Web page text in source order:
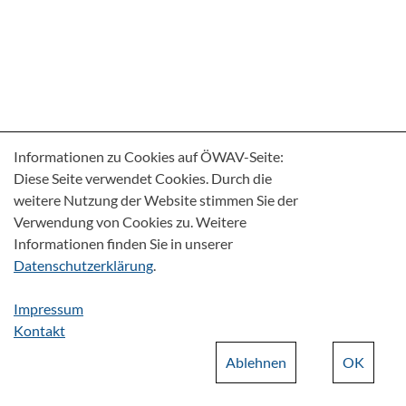
Informationen zu Cookies auf ÖWAV-Seite:
Diese Seite verwendet Cookies. Durch die
weitere Nutzung der Website stimmen Sie der
Verwendung von Cookies zu. Weitere
Informationen finden Sie in unserer
Datenschutzerklärung.
Impressum
Kontakt
OK
Ablehnen